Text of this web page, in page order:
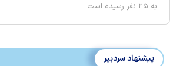
به ۲۵ نفر رسیده است
پیشنهاد سردبیر